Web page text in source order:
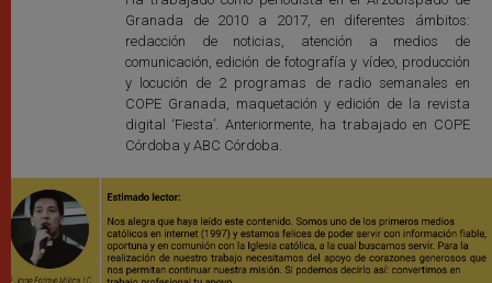
Granada de 2010 a 2017, en diferentes ámbitos:
redacción de noticias, atención a medios de
comunicación, edición de fotografía y vídeo, producción
y locución de 2 programas de radio semanales en
COPE Granada, maquetación y edición de la revista
digital ‘Fiesta’. Anteriormente, ha trabajado en COPE
Córdoba y ABC Córdoba.